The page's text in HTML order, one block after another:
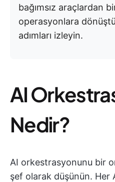
bağımsız araçlardan
operasyonlara
adımları izleyin.
AI
Nedir?
AI orkestrasyonunu bir
şef olarak düşünün. Her